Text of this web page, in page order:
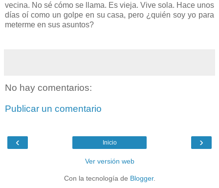
vecina. No sé cómo se llama. Es vieja. Vive sola. Hace unos
días oí como un golpe en su casa, pero ¿quién soy yo para
meterme en sus asuntos?
No hay comentarios:
Publicar un comentario
‹ ›
Inicio
Ver versión web
Con la tecnología de Blogger.